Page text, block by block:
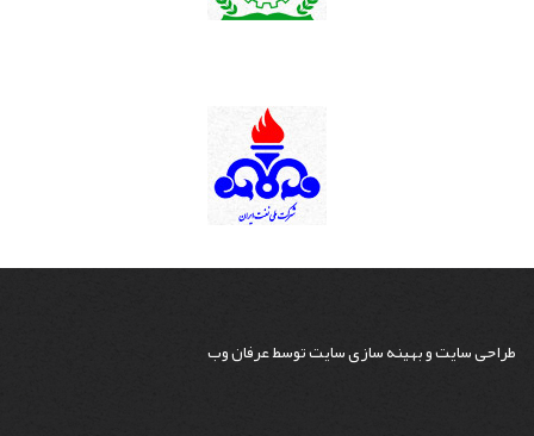
طراحی سایتوبهینه سازی سایتتوسطعرفان وب